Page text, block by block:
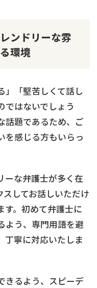
ンドリーな雰
環境
」「堅苦しくて話し
ではないでしょう
話題であるため、ご
を感じる方もいらっ
ーな弁護士が多く在
してお話しいただけ
す。初めて弁護士に
よう、専門用語を避
丁寧に対応いたしま
きるよう、スピーデ